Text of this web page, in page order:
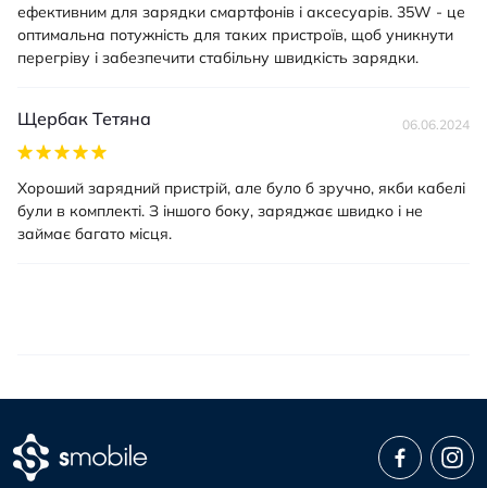
ефективним для зарядки смартфонів і аксесуарів. 35W - це
оптимальна потужність для таких пристроїв, щоб уникнути
перегріву і забезпечити стабільну швидкість зарядки.
Щербак Тетяна 06.06.2024
Хороший зарядний пристрій, але було б зручно, якби кабелі
були в комплекті. З іншого боку, заряджає швидко і не
займає багато місця.